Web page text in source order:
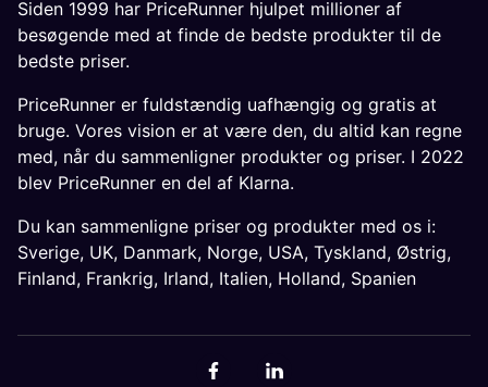
Siden 1999 har PriceRunner hjulpet millioner af
besøgende med at finde de bedste produkter til de
bedste priser.
PriceRunner er fuldstændig uafhængig og gratis at
bruge. Vores vision er at være den, du altid kan regne
med, når du sammenligner produkter og priser. I 2022
blev PriceRunner en del af Klarna.
Du kan sammenligne priser og produkter med os i:
Sverige, UK, Danmark, Norge, USA, Tyskland, Østrig,
Finland, Frankrig, Irland, Italien, Holland, Spanien